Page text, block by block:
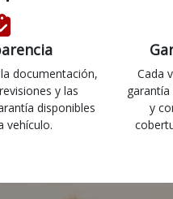
documentación,
y las
disponibles
vehículo.
Cada
y